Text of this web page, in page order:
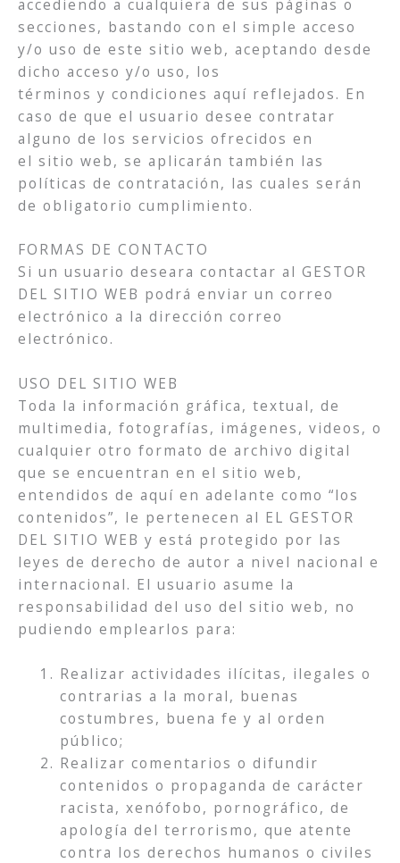
accediendo a cualquiera de sus páginas o
secciones, bastando con el simple acceso
y/o uso de este sitio web, aceptando desde
dicho acceso y/o uso, los
términos y condiciones aquí reflejados. En
caso de que el usuario desee contratar
alguno de los servicios ofrecidos en
el sitio web, se aplicarán también las
políticas de contratación, las cuales serán
de obligatorio cumplimiento.
FORMAS DE CONTACTO
Si un usuario deseara contactar al GESTOR
DEL SITIO WEB podrá enviar un correo
electrónico a la dirección correo
electrónico.
USO DEL SITIO WEB
Toda la información gráfica, textual, de
multimedia, fotografías, imágenes, videos, o
cualquier otro formato de archivo digital
que se encuentran en el sitio web,
entendidos de aquí en adelante como “los
contenidos”, le pertenecen al EL GESTOR
DEL SITIO WEB y está protegido por las
leyes de derecho de autor a nivel nacional e
internacional. El usuario asume la
responsabilidad del uso del sitio web, no
pudiendo emplearlos para:
Realizar actividades ilícitas, ilegales o
contrarias a la moral, buenas
costumbres, buena fe y al orden
público;
Realizar comentarios o difundir
contenidos o propaganda de carácter
racista, xenófobo, pornográfico, de
apología del terrorismo, que atente
contra los derechos humanos o civiles